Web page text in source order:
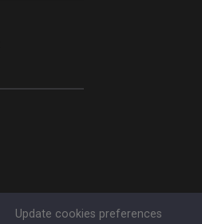
Update cookies preferences